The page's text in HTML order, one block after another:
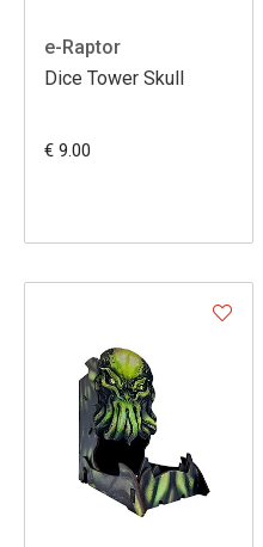
e-Raptor
Dice Tower Skull
€ 9.00